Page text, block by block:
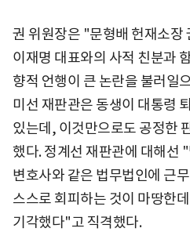
권 위원장은 "문형배 헌재소장
이재명 대표와의 사적 친분과
향적 언행이 큰 논란을 불러일
미선 재판관은 동생이 대통령
있는데, 이것만으로도 공정한
했다. 정계선 재판관에 대해선
변호사와 같은 법무법인에 근
스스로 회피하는 것이 마땅한
기각했다"고 직격했다.